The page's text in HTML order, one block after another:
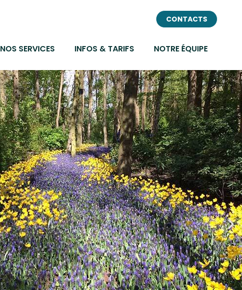
CONTACTS
NOS SERVICES INFOS & TARIFS NOTRE ÉQUIPE